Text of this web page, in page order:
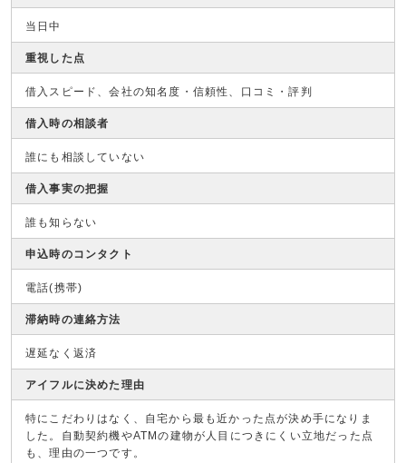
当日中
重視した点
借入スピード、会社の知名度・信頼性、口コミ・評判
借入時の相談者
誰にも相談していない
借入事実の把握
誰も知らない
申込時のコンタクト
電話(携帯)
滞納時の連絡方法
遅延なく返済
アイフルに決めた理由
特にこだわりはなく、自宅から最も近かった点が決め手になりま
した。自動契約機やATMの建物が人目につきにくい立地だった点
も、理由の一つです。